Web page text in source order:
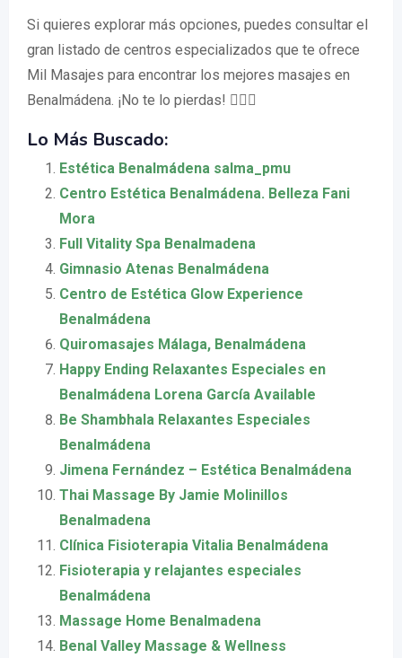
Si quieres explorar más opciones, puedes consultar el
gran listado de centros especializados que te ofrece
Mil Masajes para encontrar los mejores masajes en
Benalmádena. ¡No te lo pierdas! 💆‍♂️✨
Lo Más Buscado:
Estética Benalmádena salma_pmu
Centro Estética Benalmádena. Belleza Fani
Mora
Full Vitality Spa Benalmadena
Gimnasio Atenas Benalmádena
Centro de Estética Glow Experience
Benalmádena
Quiromasajes Málaga, Benalmádena
Happy Ending Relaxantes Especiales en
Benalmádena Lorena García Available
Be Shambhala Relaxantes Especiales
Benalmádena
Jimena Fernández – Estética Benalmádena
Thai Massage By Jamie Molinillos
Benalmadena
Clínica Fisioterapia Vitalia Benalmádena
Fisioterapia y relajantes especiales
Benalmádena
Massage Home Benalmadena
Benal Valley Massage & Wellness